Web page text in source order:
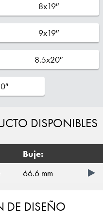
8x19″
9x19″
8.5x20″
DISPONIBLES
Buje:
66.6 mm
DE DISEÑO